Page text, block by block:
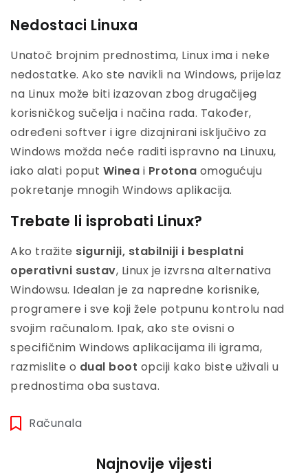
Nedostaci Linuxa
Unatoč brojnim prednostima, Linux ima i neke
nedostatke. Ako ste navikli na Windows, prijelaz
na Linux može biti izazovan zbog drugačijeg
korisničkog sučelja i načina rada. Također,
određeni softver i igre dizajnirani isključivo za
Windows možda neće raditi ispravno na Linuxu,
iako alati poput Winea i Protona omogućuju
pokretanje mnogih Windows aplikacija.
Trebate li isprobati Linux?
Ako tražite sigurniji, stabilniji i besplatni
operativni sustav, Linux je izvrsna alternativa
Windowsu. Idealan je za napredne korisnike,
programere i sve koji žele potpunu kontrolu nad
svojim računalom. Ipak, ako ste ovisni o
specifičnim Windows aplikacijama ili igrama,
razmislite o dual boot opciji kako biste uživali u
prednostima oba sustava.
Računala
Najnovije vijesti